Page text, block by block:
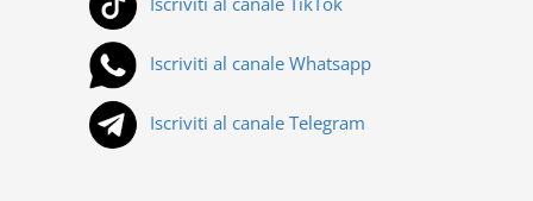
Iscriviti al canale Whatsapp
Iscriviti al canale Telegram